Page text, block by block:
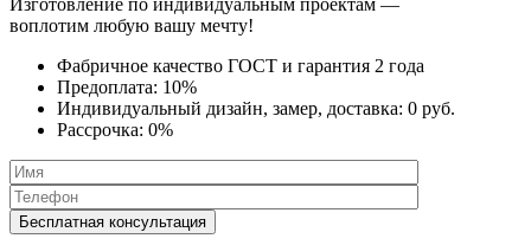
воплотим любую вашу мечту!
Фабричное качество ГОСТ и гарантия 2 года
Предоплата: 10%
Индивидуальный дизайн, замер, доставка: 0 руб.
Рассрочка: 0%